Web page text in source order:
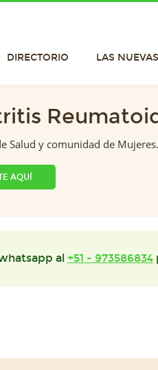
DIRECTORIO LAS
Salud y comunidad de
AQUÍ
al +51 - 973586834